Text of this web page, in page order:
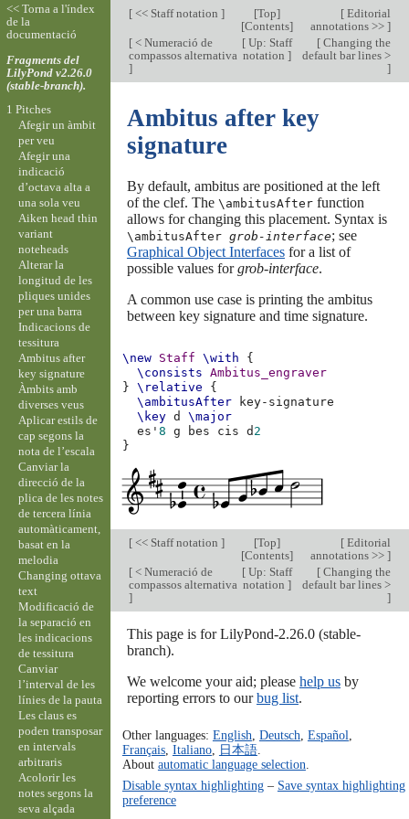
[<< Staff notation ] [Top]
[Contents]
[Editorial
annotations >> ]
[< Numeració de
compassos alternativa
]
[ Up: Staff
notation]
[Changing the
default bar lines >
]
Ambitus after key
signature
By default, ambitus are positioned at the left
of the clef. The \ambitusAfterfunction
allows for changing this placement. Syntax is
\ambitusAfter grob-interface; see
Graphical Object Interfacesfor a list of
possible values forgrob-interface.
A common use case is printing the ambitus
between key signature and time signature.
\new Staff \with
{
\consists
Ambitus_engraver
}
\relative
{
\ambitusAfter
\key d
\major
es'8 g bes cis d 2
}
[<< Staff notation ] [Top]
[Contents]
[Editorial
annotations >> ]
[< Numeració de
compassos alternativa
]
[ Up: Staff
notation]
[Changing the
default bar lines >
]
This page is for LilyPond-2.26.0 (stable-
branch).
We welcome your aid; please help usby
reporting errors to ourbug list.
Other languages: English Deutsch Español
Français, Italiano, 日本語.
About automatic language selection
Disable syntax highlighting– Save syntax highlighting
preference
<< Torna a l'índex
de la
documentació
Fragments del
LilyPond v2.26.0
(stable-branch).
1 Pitches
Afegir un àmbit
per veu
Afegir una
indicació
d’octava alta a
una sola veu
Aiken head thin
variant
noteheads
Alterar la
longitud de les
pliques unides
per una barra
Indicacions de
tessitura
Ambitus after
key signature
Àmbits amb
diverses veus
Aplicar estils de
cap segons la
nota de l’escala
Canviar la
direcció de la
plica de les notes
de tercera línia
automàticament,
basat en la
melodia
Changing ottava
text
Modificació de
la separació en
les indicacions
de tessitura
Canviar
l’interval de les
línies de la pauta
Les claus es
poden transposar
en intervals
arbitraris
Acolorir les
notes segons la
seva alçada